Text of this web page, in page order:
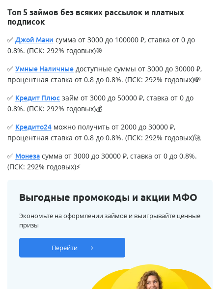
Топ 5 займов без всяких рассылок и платных
подписок
✅ Джой Мани сумма от 3000 до 100000 ₽, ставка от 0 до
0.8%. (ПСК: 292% годовых)🎯
✅ Умные Наличные доступные суммы от 3000 до 30000 ₽,
процентная ставка от 0.8 до 0.8%. (ПСК: 292% годовых)💸
✅ Кредит Плюс займ от 3000 до 50000 ₽, ставка от 0 до
0.8%. (ПСК: 292% годовых)💰
✅ Кредито24 можно получить от 2000 до 30000 ₽,
процентная ставка от 0.8 до 0.8%. (ПСК: 292% годовых)🚀
✅ Монеза сумма от 3000 до 30000 ₽, ставка от 0 до 0.8%.
(ПСК: 292% годовых)⚡
Выгодные промокоды и акции МФО
Экономьте на оформлении займов и выигрывайте ценные
призы
Перейти